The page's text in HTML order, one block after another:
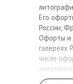
Его
России,
Офорты и
галереях
числе